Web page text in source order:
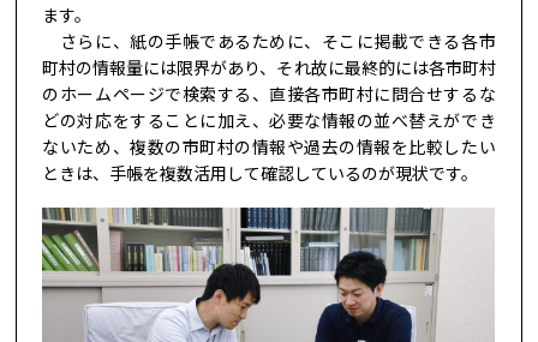
ます。
さらに、紙の手帳であるために、そこに掲載できる各市
町村の情報量には限界があり、それ故に最終的には各市町村
のホームページで検索する、直接各市町村に問合せするな
どの対応をすることに加え、必要な情報の並べ替えができ
ないため、複数の市町村の情報や過去の情報を比較したい
ときは、手帳を複数活用して確認しているのが現状です。